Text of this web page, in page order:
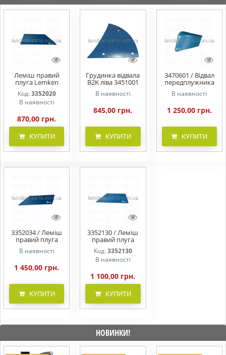
Леміш правий
плуга Lemken
SB43 3352020
Код:3352020
В наявності
870,00 грн.
КУПИТИ
Грудинка відвала
B2K ліва 3451001
Lemken (Лемкен)
OPaLL-AGRI Чехія
В наявності
845,00 грн.
КУПИТИ
3470601 / Відвал
передплужника
M2L лівий плуга
Lemken 3470601
В наявності
1 250,00 грн.
КУПИТИ
3352034 / Леміш
правий плуга
Lemken SB56
3352034
В наявності
1 450,00 грн.
КУПИТИ
3352130 / Леміш
правий плуга
Lemken SB45D
3352130
Код:3352130
В наявності
1 100,00 грн.
КУПИТИ
НОВИНКИ!